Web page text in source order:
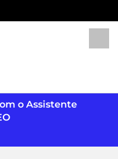
o Assistente